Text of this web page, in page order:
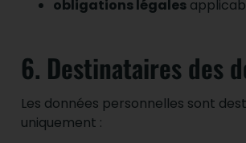
obligations légales
6. Destinataires des
Les données personnelles sont
uniquement :